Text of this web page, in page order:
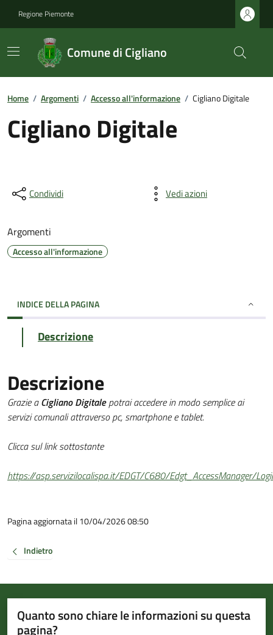
Regione Piemonte
Comune di Cigliano
Home / Argomenti / Accesso all'informazione / Cigliano Digitale
Cigliano Digitale
Condividi Vedi azioni
Argomenti
Accesso all'informazione
INDICE DELLA PAGINA
Descrizione
Descrizione
Grazie aCigliano Digitalepotrai accedere in modo semplice ai
servizi comunali attraverso pc, smartphone e tablet.
Clicca sul link sottostante
https://asp.servizilocalispa.it/EDGT/C680/Edgt_AccessManager/
Pagina aggiornata il 10/04/2026 08:50
Indietro
Quanto sono chiare le informazioni su questa
pagina?